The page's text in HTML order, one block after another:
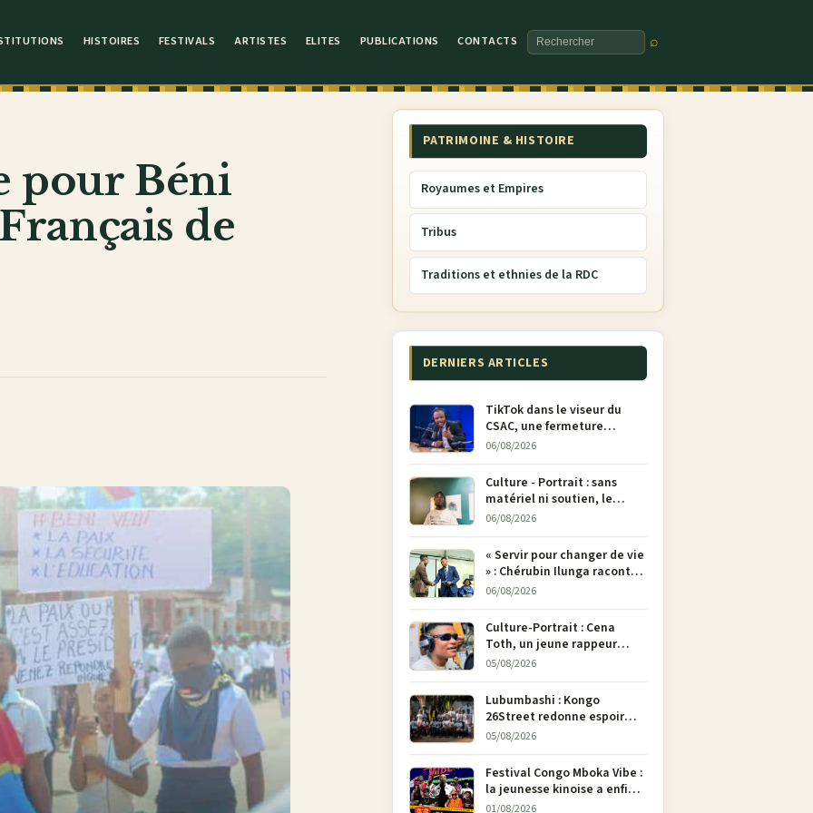
HISTOIRES FESTIVALS ARTISTES ELITES PUBLICATIONS CONTACTS
Rechercher
⌕
pour Béni
de
PATRIMOINE & HISTOIRE
Royaumes et Empires
Tribus
Traditions et ethnies de la RDC
DERNIERS ARTICLES
TikTok dans le viseur du
CSAC, une fermeture
envisagée pour contrer la
06/08/2026
Culture - Portrait : sans
matériel ni soutien, le
dessinateur Justin
son crayon
06/08/2026
« Servir pour changer de vie
» : Chérubin Ilunga raconte
le parcours du député
Tshimbu en 137 pages
06/08/2026
Culture-Portrait : Cena
Toth, un jeune rappeur
déterminé à faire entendre
05/08/2026
Lubumbashi : Kongo
26Street redonne espoir
aux enfants de la rue par
05/08/2026
Festival Congo Mboka Vibe :
la jeunesse kinoise a enfin
sa plateforme de culture
01/08/2026